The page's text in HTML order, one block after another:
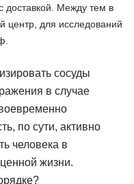
доставкой. Между тем в
центр, для исследований
сосуды
в случае
по сути, активно
человека в
жизни.